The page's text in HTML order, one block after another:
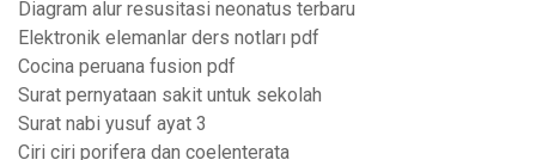
Diagram alur resusitasi neonatus terbaru
Elektronik elemanlar ders notları pdf
Cocina peruana fusion pdf
Surat pernyataan sakit untuk sekolah
Surat nabi yusuf ayat 3
Ciri ciri porifera dan coelenterata